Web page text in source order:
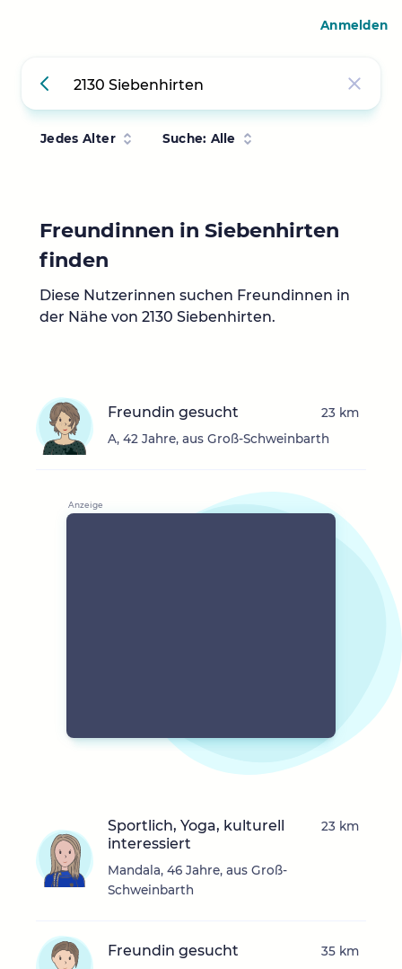
Jedes Alter Suche: Alle
Freundinnen in Siebenhirten
finden
Diese Nutzerinnen suchen Freundinnen in
der Nähe von 2130 Siebenhirten.
Freundin gesucht
A, 42 Jahre, aus Groß-Schweinbarth
23 km
Sportlich, Yoga, kulturell
interessiert
Mandala, 46 Jahre, aus Groß-
Schweinbarth
23 km
Freundin gesucht 35 km
Anmelden